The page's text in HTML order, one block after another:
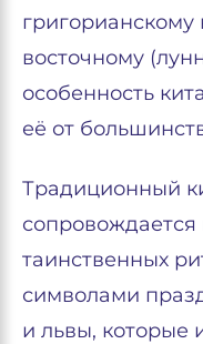
восточному
особенность
её от
Традиционный
таинственных
символами
и львы, которые